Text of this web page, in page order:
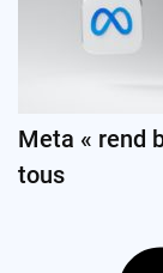
Meta « rend
tous